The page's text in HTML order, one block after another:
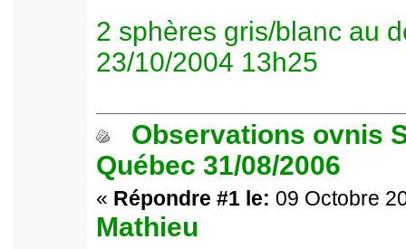
2 sphères gris/blanc au
23/10/2004 13h25
Observations ovnis
Québec 31/08/2006
« Répondre #1 le: 09 Octobre
Mathieu